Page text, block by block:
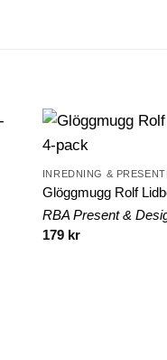
INREDNING &
Glöggmugg Rolf
RBA Present &
179 kr